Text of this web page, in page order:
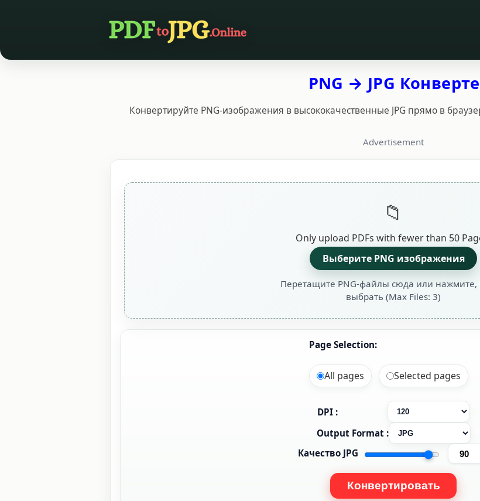
PNG → JPG
Конвертируйте PNG‑изображения в высококачественные JPG прямо в
Advertisement
Выберите PNG изображения
Перетащите PNG-файлы сюда или нажмите,
выбрать (Max Files: 3)
Only upload PDFs with fewer than 50
Page Selection:
All pages Selected pages
DPI :
Output Format :
Качество JPG
Конвертировать